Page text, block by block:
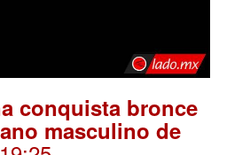
conquista bronce
masculino de